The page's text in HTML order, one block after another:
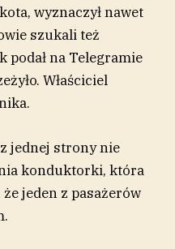
wyznaczył nawet
szukali też
podał na Telegramie
Właściciel
jednej strony nie
konduktorki, która
jeden z pasażerów